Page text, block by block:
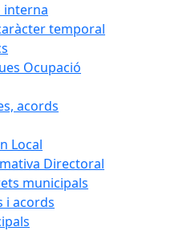
interna
temporal
Ocupació
acords
Local
Directoral
municipals
i acords